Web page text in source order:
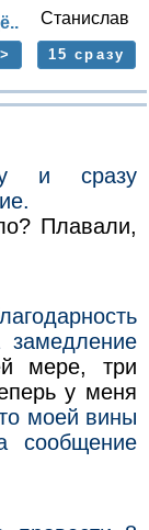
Станислав
15 сразу
и сразу
Плавали,
замедление
мере, три
у меня
моей вины
сообщение